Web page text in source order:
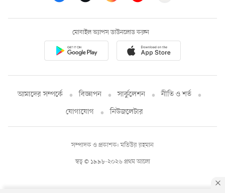
মোবাইল অ্যাপস ডাউনলোড করুন
আমাদের সম্পর্কে বিজ্ঞাপন সার্কুলেশন
নীতি ও শর্ত
যোগাযোগ
নিউজলেটার
স্বত্ব © ১৯৯৮-২০২৬ প্রথম আলো
সম্পাদক ও প্রকাশক: মতিউর রহমান